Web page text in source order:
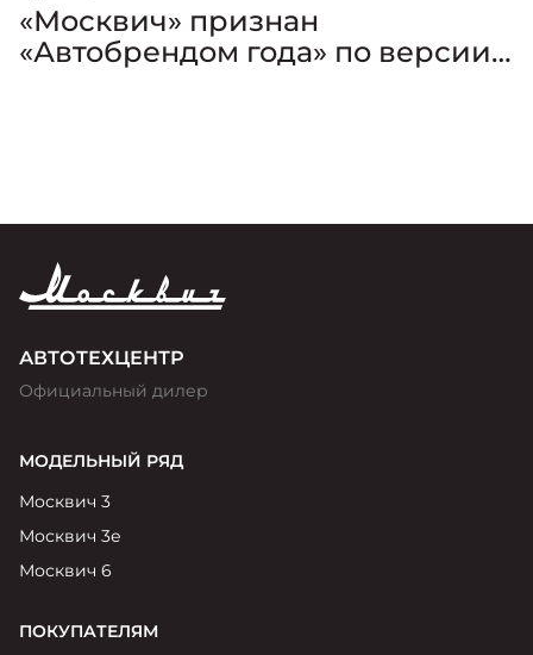
«Москвич» признан
«Автобрендом года» по версии
АВТОТЕХЦЕНТР
Официальный дилер
МОДЕЛЬНЫЙ РЯД
Москвич 3
Москвич 3е
Москвич 6
ПОКУПАТЕЛЯМ